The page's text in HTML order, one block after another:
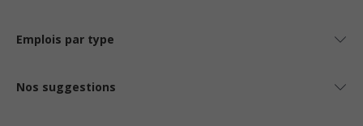
Emplois par type
Nos suggestions